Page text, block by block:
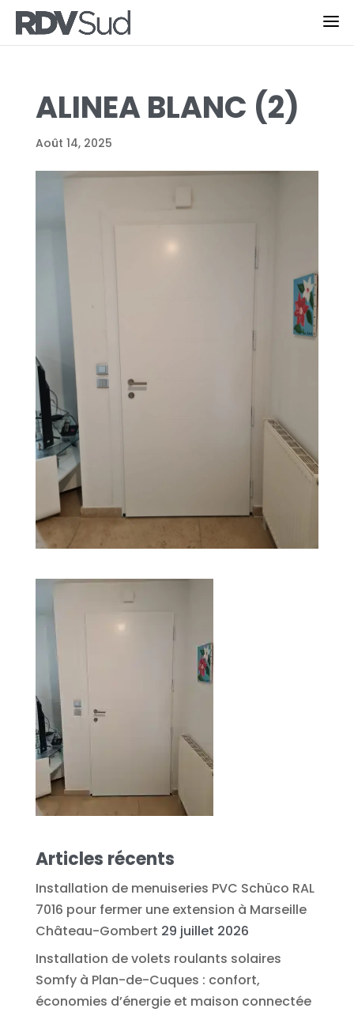
ALINEA BLANC (2)
Août 14, 2025
Articles récents
Installation de menuiseries PVC Schüco RAL
7016 pour fermer une extension à Marseille
Château-Gombert 29 juillet 2026
Installation de volets roulants solaires
Somfy à Plan-de-Cuques : confort,
économies d’énergie et maison connectée